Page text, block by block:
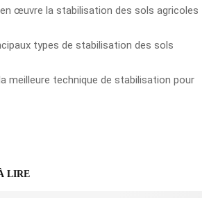
œuvre la stabilisation des sols agricoles
types de stabilisation des sols
meilleure technique de stabilisation pour
LIRE